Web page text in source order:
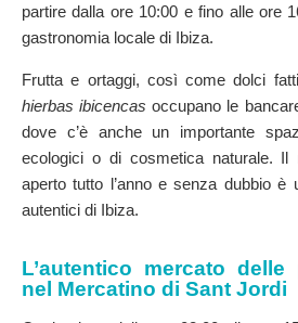
partire dalla ore 10:00 e fino alle ore
gastronomia locale di Ibiza.
Frutta e ortaggi, così come dolci
hierbas ibicencas occupano le
dove c’è anche un importante
ecologici o di cosmetica naturale. Il
aperto tutto l’anno e senza dubbio è
autentici di Ibiza.
L’autentico mercato
nel Mercatino di Sant Jordi